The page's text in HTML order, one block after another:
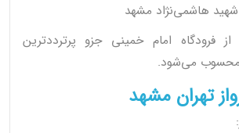
شهید هاشمی‌نژاد مشهد
فرودگاه امام خمینی جزو پرترددترین
محسوب می‌شود.
تهران مشهد